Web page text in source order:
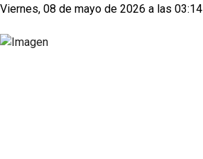
Viernes, 08 de mayo de 2026 a las 03:14